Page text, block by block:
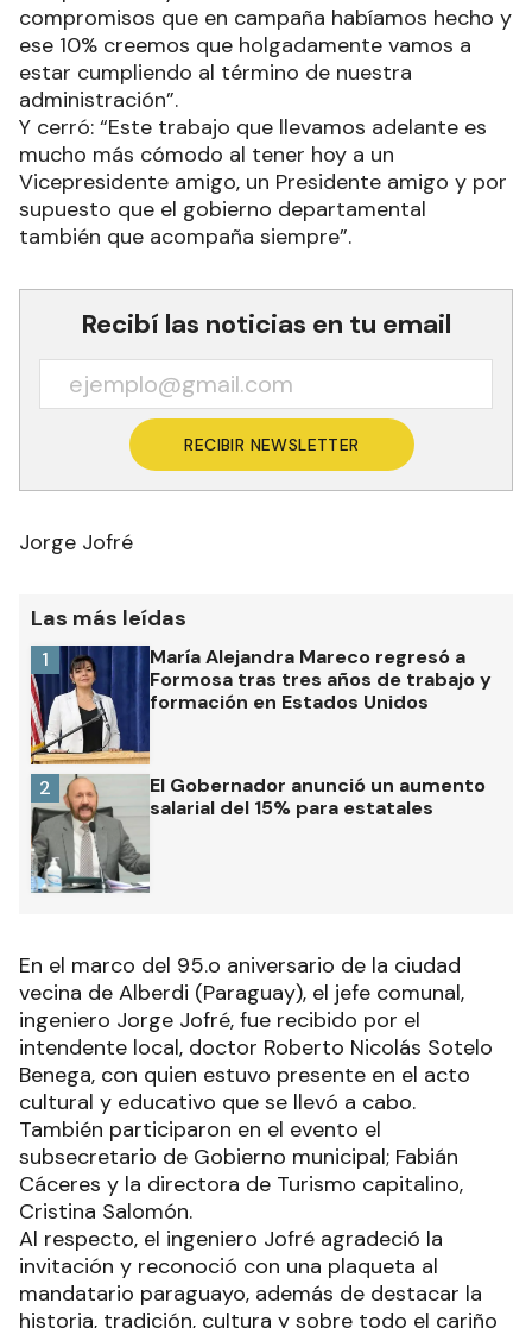
compromisos que en campaña habíamos hecho y
ese 10% creemos que holgadamente vamos a
estar cumpliendo al término de nuestra
administración”.
Y cerró: “Este trabajo que llevamos adelante es
mucho más cómodo al tener hoy a un
Vicepresidente amigo, un Presidente amigo y por
supuesto que el gobierno departamental
también que acompaña siempre”.
Recibí las noticias en tu email
RECIBIR NEWSLETTER
Jorge Jofré
Las más leídas
María Alejandra Mareco regresó a
Formosa tras tres años de trabajo y
formación en Estados Unidos
1
El Gobernador anunció un aumento
salarial del 15% para estatales
2
En el marco del 95.o aniversario de la ciudad
vecina de Alberdi (Paraguay), el jefe comunal,
ingeniero Jorge Jofré, fue recibido por el
intendente local, doctor Roberto Nicolás Sotelo
Benega, con quien estuvo presente en el acto
cultural y educativo que se llevó a cabo.
También participaron en el evento el
subsecretario de Gobierno municipal; Fabián
Cáceres y la directora de Turismo capitalino,
Cristina Salomón.
Al respecto, el ingeniero Jofré agradeció la
invitación y reconoció con una plaqueta al
mandatario paraguayo, además de destacar la
historia, tradición, cultura y sobre todo el cariño